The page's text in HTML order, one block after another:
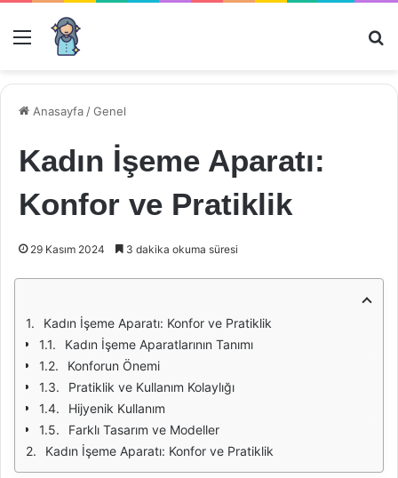
Menü
Anasayfa /Genel
Kadın İşeme Aparatı:
Konfor ve Pratiklik
29 Kasım 2024 3 dakika okuma süresi
Kadın İşeme Aparatı: Konfor ve Pratiklik
Kadın İşeme Aparatlarının Tanımı
Konforun Önemi
Pratiklik ve Kullanım Kolaylığı
Hijyenik Kullanım
Farklı Tasarım ve Modeller
Kadın İşeme Aparatı: Konfor ve Pratiklik